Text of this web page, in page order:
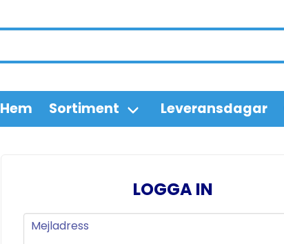
Hem Sortiment Leveransdagar
LOGGA IN
Mejladress
Mejladress